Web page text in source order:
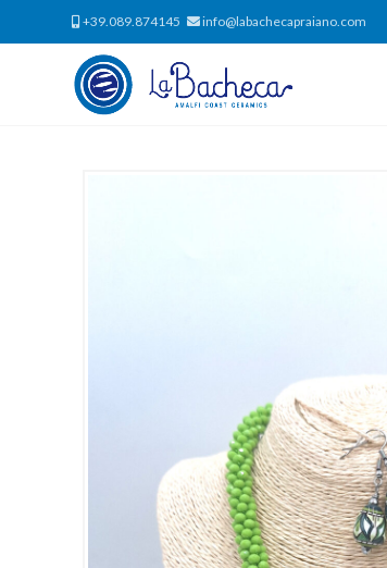
+39.089.874145 info@labachecapraiano.com